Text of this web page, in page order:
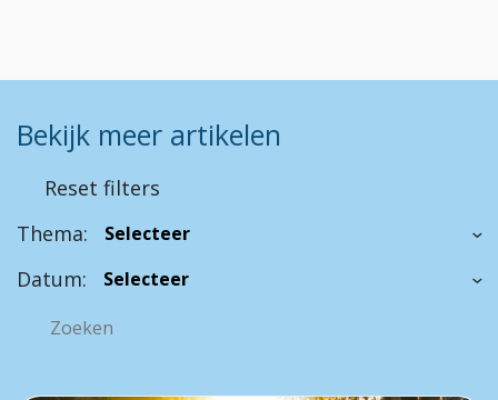
Bekijk meer artikelen
Reset filters
Thema:
Datum: